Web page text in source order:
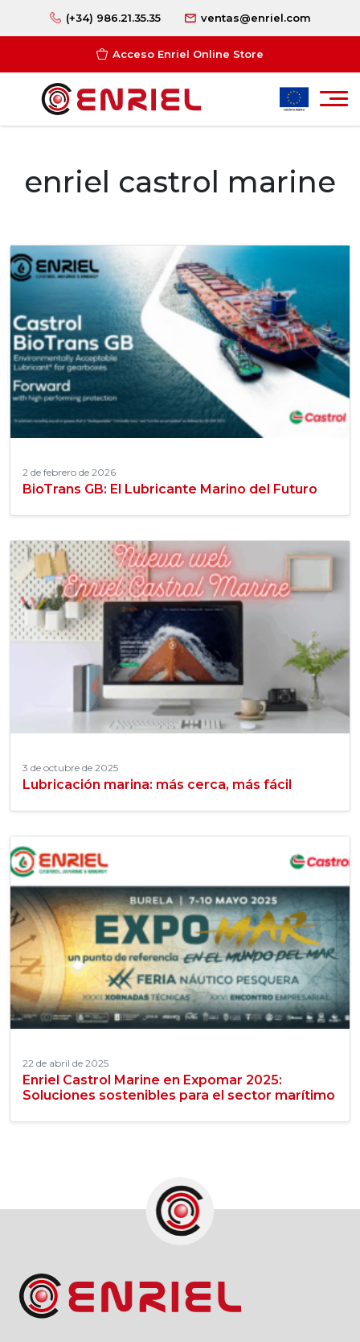
(+34) 986.21.35.35 ventas@enriel.com
Acceso Enriel Online Store
enriel castrol marine
2 de febrero de 2026
BioTrans GB: El Lubricante Marino del Futuro
3 de octubre de 2025
Lubricación marina: más cerca, más fácil
22 de abril de 2025
Enriel Castrol Marine en Expomar 2025:
Soluciones sostenibles para el sector marítimo